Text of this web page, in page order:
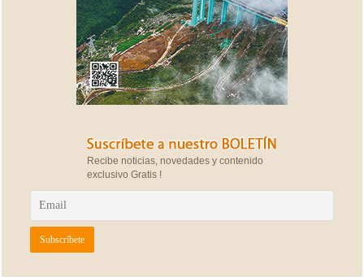
Recibe noticias, novedades y contenido
exclusivo Gratis !